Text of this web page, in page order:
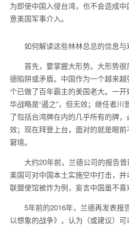
为即使中国入侵台湾，也不会造成
意美国军事介入。
如何解读这些林林总总的信息与
首先，要掌握大形势。大形势
德陷阱或矛盾。中国作为一个越来
个已做了百年霸主的美国老大。一
华战略是“遏之”，但无效；继任者川
了包括台湾牌在内的几乎所有的牌
效；现在拜登上台，面对的就是眼
窘境。
大约20年前，兰德公司的报告曾
美国可对中国本土实施空中打击，
联盟使馆被炸为例，妄言中国虽不喜
5年前的2016年，兰德再发表报
以想象的战争》，认为（或建议）